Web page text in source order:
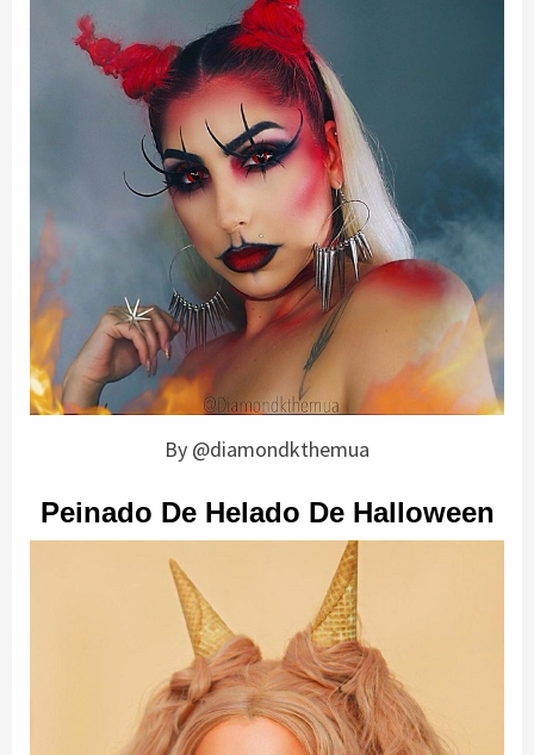
By @diamondkthemua
Peinado De Helado De Halloween